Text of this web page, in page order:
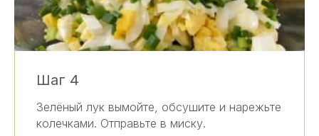
Шаг 4
Зелёный лук вымойте, обсушите и нарежьте
колечками. Отправьте в миску.